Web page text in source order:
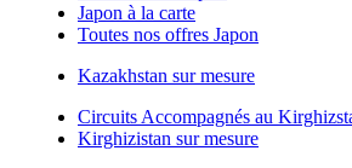
Japon à la carte
Toutes nos offres Japon
Kazakhstan sur mesure
Circuits Accompagnés au
Kirghizistan sur mesure